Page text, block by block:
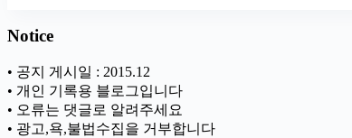
Notice
• 공지 게시일 : 2015.12
• 개인 기록용 블로그입니다
• 오류는 댓글로 알려주세요
• 광고,욕,불법수집을 거부합니다